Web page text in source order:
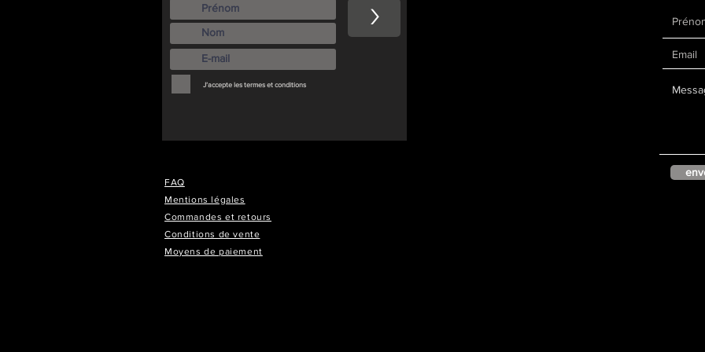
J’accepte les termes et conditions
>
FAQ
Mentions légales
Commandes et retours
Conditions de vente
Moyens de paiement